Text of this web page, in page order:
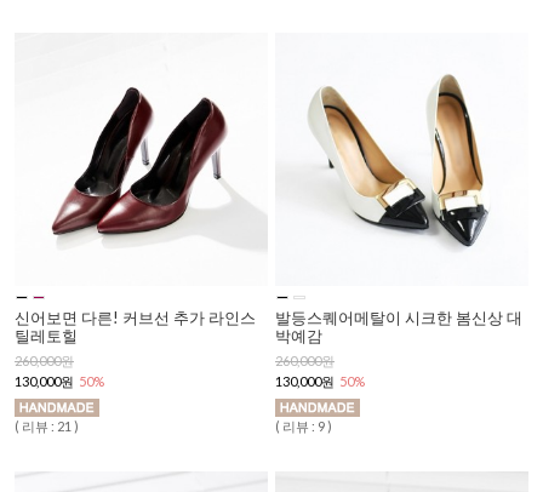
신어보면 다른! 커브선 추가 라인스
틸레토힐
260,000원
130,000원 50%
( 리뷰 : 21 )
발등스퀘어메탈이 시크한 봄신상 대
박예감
260,000원
130,000원 50%
( 리뷰 : 9 )